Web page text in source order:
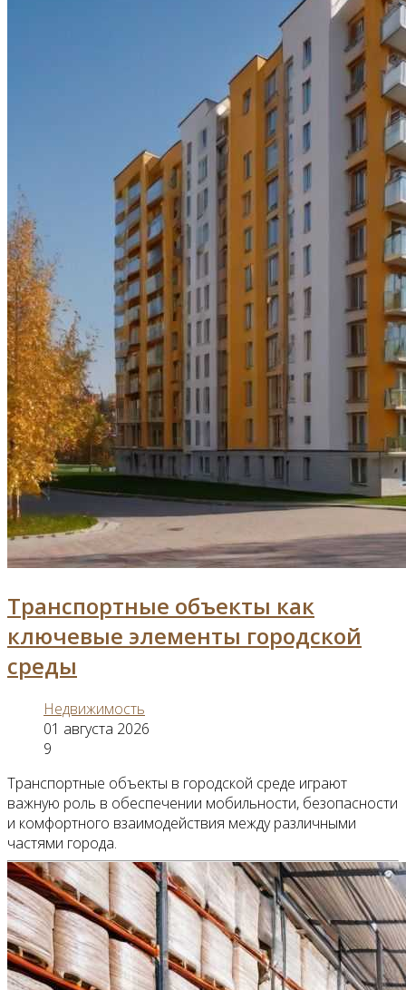
Транспортные объекты как
ключевые элементы городской
среды
Недвижимость
01 августа 2026
9
Транспортные объекты в городской среде играют
важную роль в обеспечении мобильности, безопасности
и комфортного взаимодействия между различными
частями города.